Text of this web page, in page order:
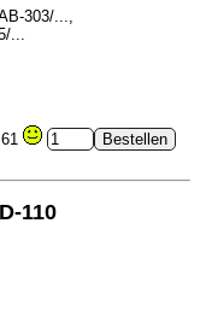
303/...,
...
110